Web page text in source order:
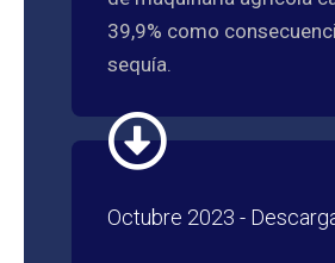
39,9% como
sequía.
Octubre 2023 -